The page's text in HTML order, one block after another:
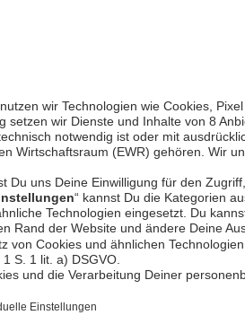
Impressum Datenschutz